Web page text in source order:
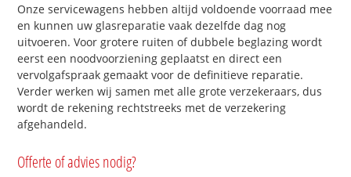
Onze servicewagens hebben altijd voldoende voorraad mee
en kunnen uw glasreparatie vaak dezelfde dag nog
uitvoeren. Voor grotere ruiten of dubbele beglazing wordt
eerst een noodvoorziening geplaatst en direct een
vervolgafspraak gemaakt voor de definitieve reparatie.
Verder werken wij samen met alle grote verzekeraars, dus
wordt de rekening rechtstreeks met de verzekering
afgehandeld.
Offerte of advies nodig?